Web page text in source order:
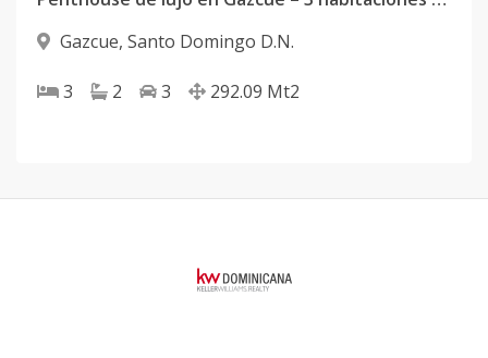
Gazcue, Santo Domingo D.N.
3 2 3 292.09 Mt2